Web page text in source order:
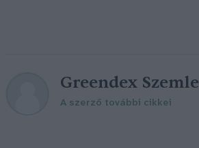
Greendex Szemle
A szerző további cikkei